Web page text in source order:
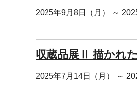
2025年9月8日（月） ～
収蔵品展Ⅱ 描かれ
2025年7月14日（月） ～